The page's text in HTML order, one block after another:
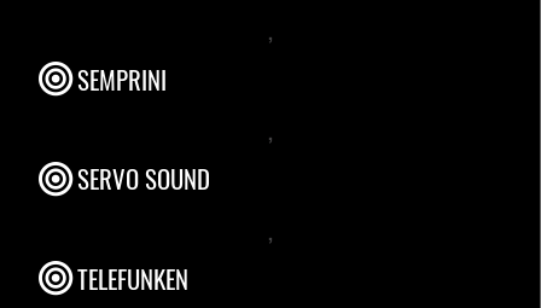
,
SEMPRINI
,
SERVO SOUND
,
TELEFUNKEN